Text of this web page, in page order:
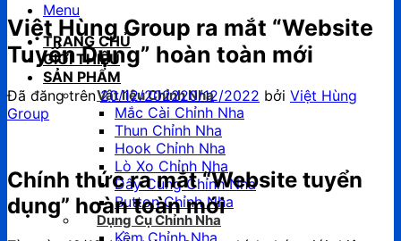
Menu
TRANG CHỦ
GIỚI THIỆU
SẢN PHẨM
Vật liệu Chỉnh Nha
Mắc Cài Chỉnh Nha
Thun Chỉnh Nha
Hook Chỉnh Nha
Lò Xo Chỉnh Nha
Dây Cung Chỉnh Nha
Button Chỉnh Nha
Dụng Cụ Chỉnh Nha
Kềm Chỉnh Nha
Việt Hùng Group ra mắt “Website
Tuyển Dụng” hoàn toàn mới
Đã đăng trên20/12/202220/12/2022 bởi Việt Hùng
Group
Chính thức ra mắt “Website tuyển
dụng” hoàn toàn mới